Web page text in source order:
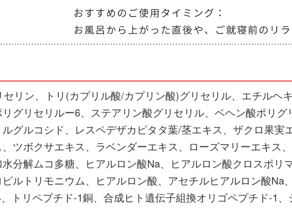
リン、トリ(カプリル酸/カプリン酸)グリセリル、エチルヘ
グリセリルー6、ステアリン酸グリセリル、ベヘン酸ポリ
グルコシド、レスペデザカピタタ葉/茎エキス、ザクロ果
ツボクサエキス、ラベンダーエキス、ローズマリーエキス
分解ムコ多糖、ヒアルロン酸Na、ヒアルロン酸クロスポリ
ルトリモニウム、ヒアルロン酸、アセチルヒアルロン酸
トリペプチド-1銅、合成ヒト遺伝子組換オリゴペプチド-1